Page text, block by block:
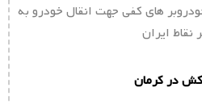
های کفی جهت انقال خودرو به
نقاط ایران
در کرمان